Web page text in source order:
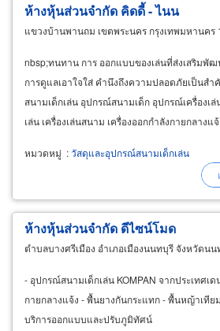
ห้างหุ้นส่วนจำกัด คิดดี้ - ไนน
แขวงบ้านพานถม เขตพระนคร กรุงเทพมหานคร
nbsp;ทนทาน การ ออกแบบของเล่นที่ส่งเสริมพัฒ
การดูแลเอาใจใส่ คำนึงถึงความปลอดภัยเป็นสำ
สนามเด็กเล่น อุปกรณ์สนามเด็ก อุปกรณ์เครื่องเ
เล่น เครื่องเล่นสนาม เครื่องออกกำลังกายกลาง
หมวดหมู่ :วัสดุและอุปกรณ์สนามเด็กเล่น
ห้างหุ้นส่วนจำกัด ดีไซน์โมด
ตำบลบางศรีเมือง อำเภอเมืองนนทบุรี จังหวัดนน
- อุปกรณ์สนามเด็กเล่น KOMPAN จากประเทศเด
กายกลางแจ้ง - พื้นยางกันกระแทก - พื้นหญ้าเทีย
บริการออกแบบและปรับภูมิทัศน์